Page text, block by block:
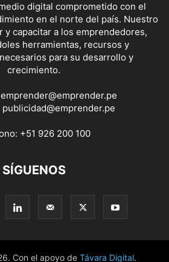
digital comprometido con el
en el norte del país. Nuestro
y capacitar a los emprendedores,
herramientas, recursos y
para su desarrollo y
crecimiento.
emprender@emprender.pe
publicidad@emprender.pe
+51 926 200 100
SÍGUENOS
Con el apoyo de Távara Digital.